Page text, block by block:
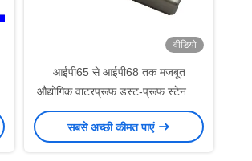
वीडियो
आईपी65 से आईपी68 तक मजबूत
औद्योगिक वाटरप्रूफ डस्ट-प्रूफ स्टेनलेस
स्टील मेटल डेस्कटॉप अत्यधिक-संवेदनशील
टचपैड ढलान वाले पाम रेस्ट के साथ
सबसे अच्छी कीमत पाएं